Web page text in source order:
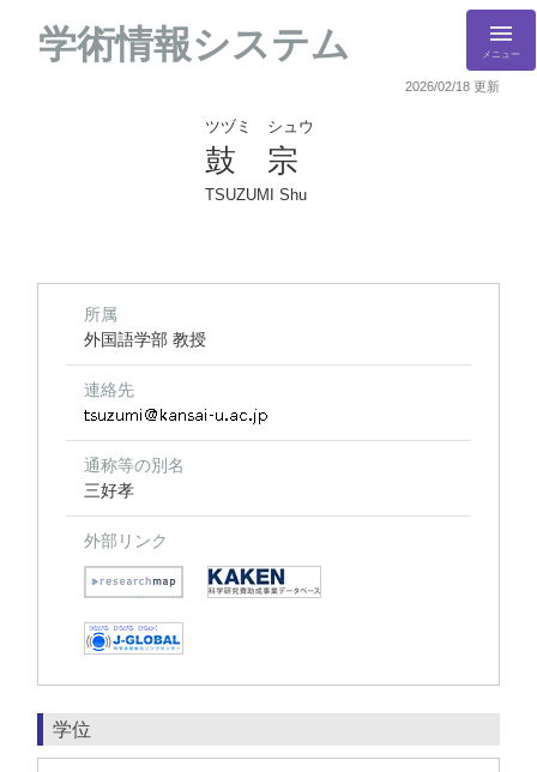
学術情報システム メニュー
2026/02/18 更新
ツヅミ シュウ
鼓 宗
TSUZUMI Shu
所属
外国語学部 教授
連絡先
通称等の別名
三好孝
外部リンク
学位